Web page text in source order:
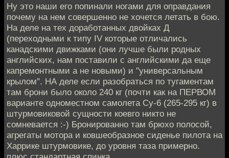
Ну это наши его попинали ногами для оправдания
почему на нем совершенно не хочется летать в бою.
На деле на тех доработанных двойках Д
(переходными к типу IV которые отличались
канадскими движками (они лучше были родных
английских, нам поставили с английскими да еще
капремонтными а не новыми) и "универсальным
крылом". НА деле если разобраться по тугаментам
там брони было около 240 кг (почти как на ПЕРВОМ
варианте одноместном самолета Су-6 (265-295 кг) в
штурмовиковой сущности коевго никто не
сомневается :-) Бронированно там брюхо полосой,
агрегаты мотора и ковшеобразное сиденье пилота на
Харрике штурмовике, до уровня таза примерно.